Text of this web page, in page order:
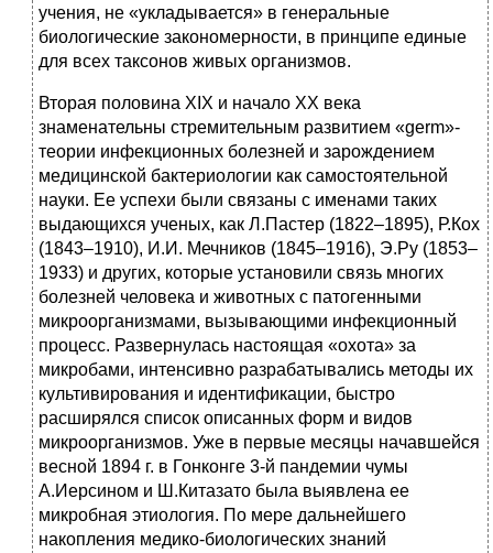
учения, не «укладывается» в генеральные
биологические закономерности, в принципе единые
для всех таксонов живых организмов.
Вторая половина XIX и начало XX века
знаменательны стремительным развитием «germ»-
теории инфекционных болезней и зарождением
медицинской бактериологии как самостоятельной
науки. Ее успехи были связаны с именами таких
выдающихся ученых, как Л.Пастер (1822–1895), Р.Кох
(1843–1910), И.И. Мечников (1845–1916), Э.Ру (1853–
1933) и других, которые установили связь многих
болезней человека и животных с патогенными
микроорганизмами, вызывающими инфекционный
процесс. Развернулась настоящая «охота» за
микробами, интенсивно разрабатывались методы их
культивирования и идентификации, быстро
расширялся список описанных форм и видов
микроорганизмов. Уже в первые месяцы начавшейся
весной 1894 г. в Гонконге 3-й пандемии чумы
А.Иерсином и Ш.Китазато была выявлена ее
микробная этиология. По мере дальнейшего
накопления медико-биологических знаний